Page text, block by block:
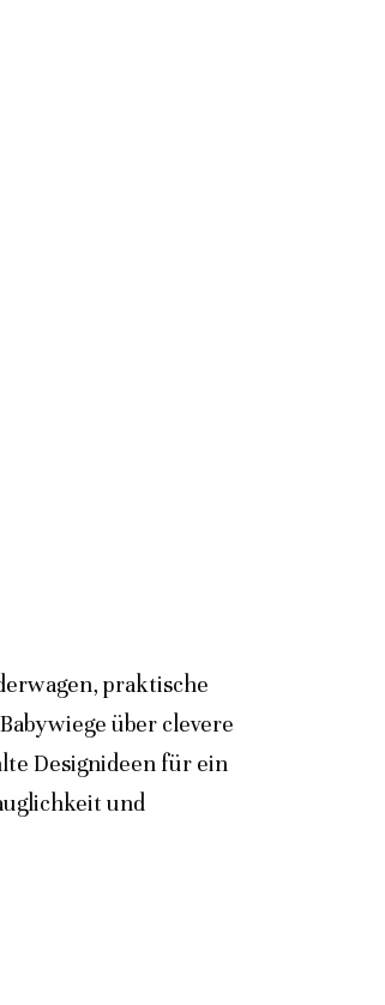
praktische
über clevere
Designideen für ein
und